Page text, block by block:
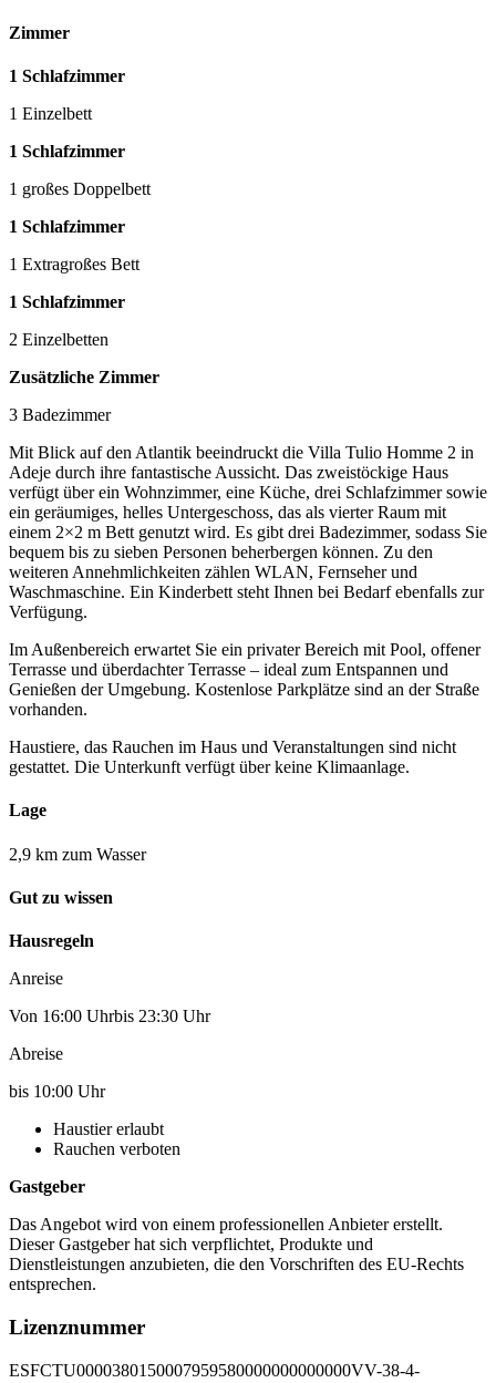
Zimmer
1 Schlafzimmer
1 Einzelbett
1 Schlafzimmer
1 großes Doppelbett
1 Schlafzimmer
1 Extragroßes Bett
1 Schlafzimmer
2 Einzelbetten
Zusätzliche Zimmer
3 Badezimmer
Mit Blick auf den Atlantik beeindruckt die Villa Tulio Homme 2 in
Adeje durch ihre fantastische Aussicht. Das zweistöckige Haus
verfügt über ein Wohnzimmer, eine Küche, drei Schlafzimmer sowie
ein geräumiges, helles Untergeschoss, das als vierter Raum mit
einem 2×2 m Bett genutzt wird. Es gibt drei Badezimmer, sodass Sie
bequem bis zu sieben Personen beherbergen können. Zu den
weiteren Annehmlichkeiten zählen WLAN, Fernseher und
Waschmaschine. Ein Kinderbett steht Ihnen bei Bedarf ebenfalls zur
Verfügung.
Im Außenbereich erwartet Sie ein privater Bereich mit Pool, offener
Terrasse und überdachter Terrasse – ideal zum Entspannen und
Genießen der Umgebung. Kostenlose Parkplätze sind an der Straße
vorhanden.
Haustiere, das Rauchen im Haus und Veranstaltungen sind nicht
gestattet. Die Unterkunft verfügt über keine Klimaanlage.
Lage
2,9 km zum Wasser
Gut zu wissen
Hausregeln
Anreise
Von 16:00 Uhrbis 23:30 Uhr
Abreise
bis 10:00 Uhr
Haustier erlaubt
Rauchen verboten
Gastgeber
Das Angebot wird von einem professionellen Anbieter erstellt.
Dieser Gastgeber hat sich verpflichtet, Produkte und
Dienstleistungen anzubieten, die den Vorschriften des EU-Rechts
entsprechen.
Lizenznummer
ESFCTU0000380150007959580000000000000VV-38-4-